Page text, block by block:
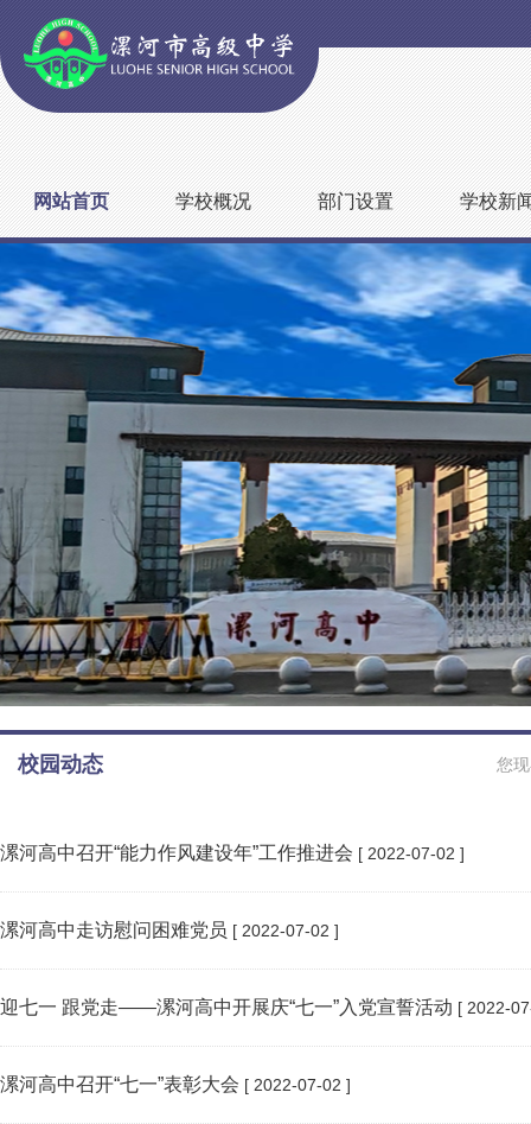
网站首页 学校概况 部门设置 学校新
您
校园动态
漯河高中召开“能力作风建设年”工作推进会 [ 2022-07-02 ]
漯河高中走访慰问困难党员 [ 2022-07-02 ]
迎七一 跟党走——漯河高中开展庆“七一”入党宣誓活动 [ 2022-
漯河高中召开“七一”表彰大会 [ 2022-07-02 ]